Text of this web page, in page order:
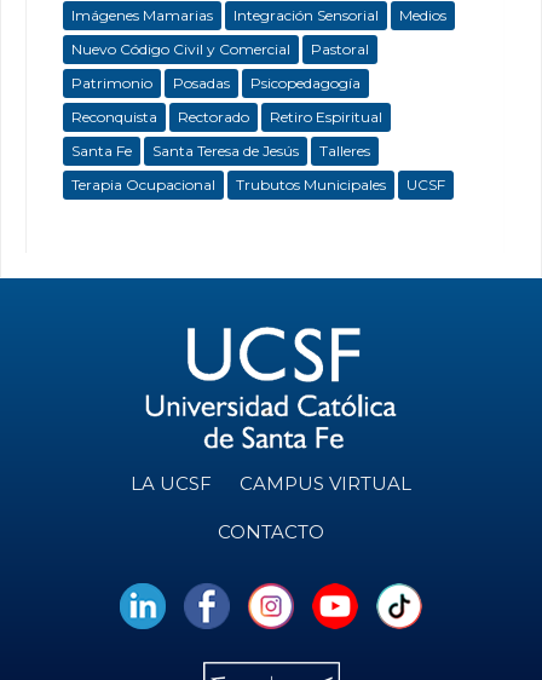
Imágenes Mamarias
Integración Sensorial
Medios
Nuevo Código Civil y Comercial
Pastoral
Patrimonio
Posadas
Psicopedagogía
Reconquista
Rectorado
Retiro Espiritual
Santa Fe
Santa Teresa de Jesús
Talleres
Terapia Ocupacional
Trubutos Municipales UCSF
LA UCSF CAMPUS VIRTUAL
CONTACTO